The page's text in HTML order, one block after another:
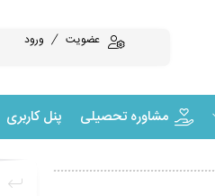
عضویت ورود
مشاوره تحصیلی پنل کاربری